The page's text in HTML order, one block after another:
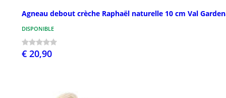
Agneau debout crèche Raphaël naturelle 10 cm Val
DISPONIBLE
€ 20,90